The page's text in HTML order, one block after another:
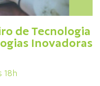
de Tecnologia
Inovadoras
18h